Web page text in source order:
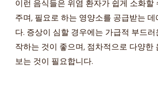
이런 음식들은 위염 환자가 쉽게 소화할
주며, 필요로 하는 영양소를 공급받는
다. 증상이 심할 경우에는 가급적 부드러
작하는 것이 좋으며, 점차적으로 다양한
보는 것이 필요합니다.